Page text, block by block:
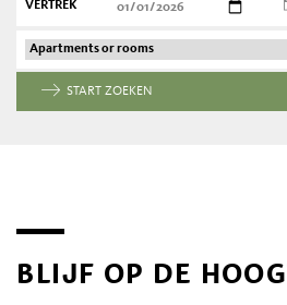
VERTREK
START ZOEKEN
BLIJF OP DE